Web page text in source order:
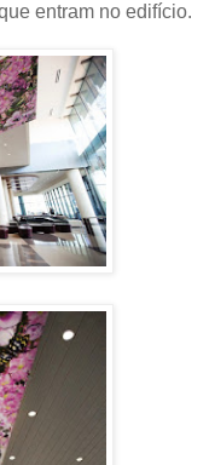
entram no edifício.